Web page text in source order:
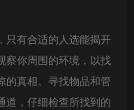
只有合适的人选能揭开
察你周围的环境，以找
的真相。寻找物品和管
道，仔细检查所找到的